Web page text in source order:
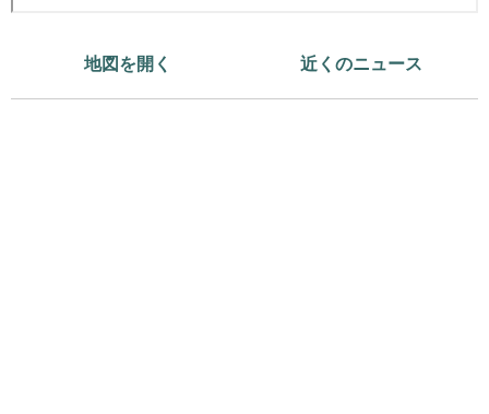
地図を開く 近くのニュース